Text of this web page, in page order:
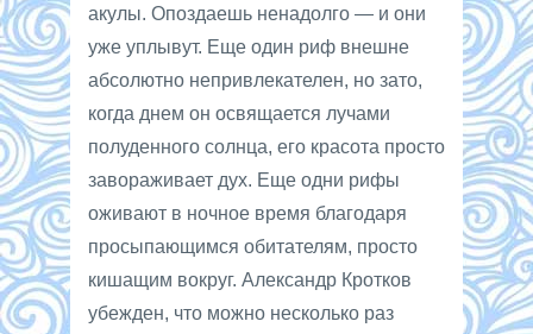
акулы. Опоздаешь ненадолго — и они
уже уплывут. Еще один риф внешне
абсолютно непривлекателен, но зато,
когда днем он освящается лучами
полуденного солнца, его красота просто
завораживает дух. Еще одни рифы
оживают в ночное время благодаря
просыпающимся обитателям, просто
кишащим вокруг. Александр Кротков
убежден, что можно несколько раз